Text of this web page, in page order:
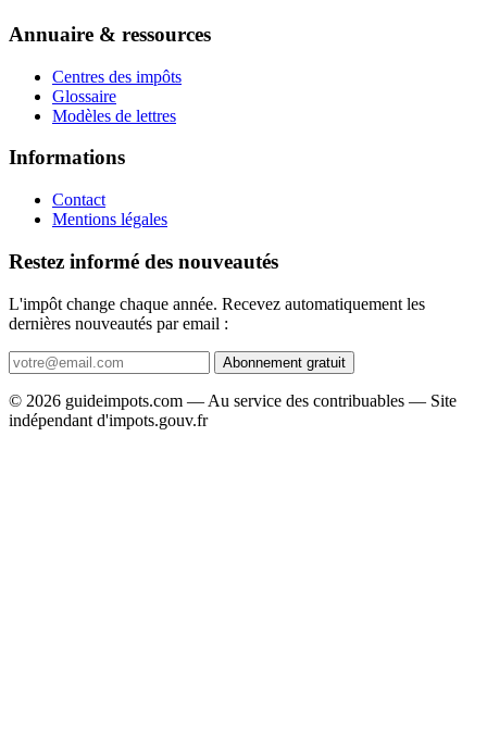
Annuaire & ressources
Centres des impôts
Glossaire
Modèles de lettres
Informations
Contact
Mentions légales
Restez informé des nouveautés
L'impôt change chaque année. Recevez automatiquement les
dernières nouveautés par email :
Abonnement gratuit
© 2026 guideimpots.com — Au service des contribuables — Site
indépendant d'impots.gouv.fr